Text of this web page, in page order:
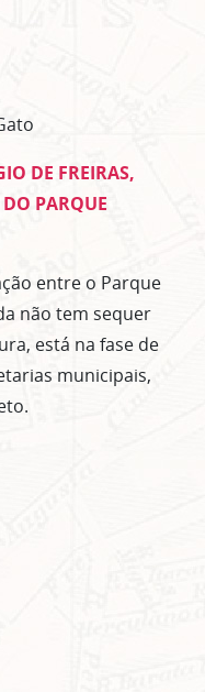
DE FREIRAS,
PARQUE
entre o Parque
não tem sequer
está na fase de
municipais,